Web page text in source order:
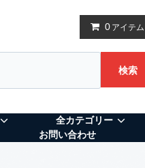
検索
0 アイテム
全カテゴリー
お問い合わせ